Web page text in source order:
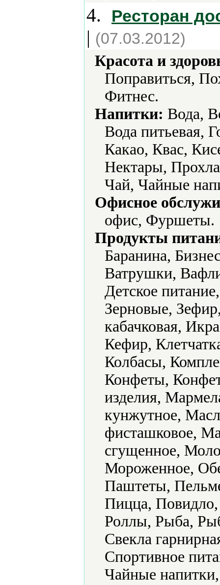
4. Ресторан
| (07.03.2012)
Красота и
Поправиться,
Фитнес.
Напитки: Вода,
Вода питьевая,
Какао, Квас,
Нектары,
Чай, Чайные
Офисное
офис, Фуршеты.
Продукты
Баранина,
Ватрушки,
Детское
Зерновые,
кабачковая,
Кефир,
Колбасы,
Конфеты,
изделия,
кунжутное,
фисташковое,
сгущенное,
Мороженное,
Паштеты,
Пицца,
Роллы, Рыба,
Свекла
Спортивное
Чайные